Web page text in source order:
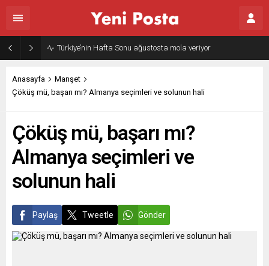
Gazze’nin geleceği: Teknokratik kontrol mü, kolonializm mi?
Anasayfa
Manşet
Çöküş mü, başarı mı? Almanya seçimleri ve solunun hali
Çöküş mü, başarı mı?
Almanya seçimleri ve
solunun hali
Paylaş Tweetle Gönder